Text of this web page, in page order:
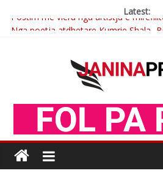
Latest:
Postim me vlera nga artistja e
Nga poetja atdhetare Kumrie Shala -
Çlirimtari Mentor Mushkolaj nderohet
Xhevdet Qeriqi Dega e invalidëve në